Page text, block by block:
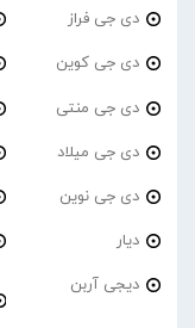
دی جی فراز
دی جی کوین
دی جی منتی
دی جی میلاد
دی جی نوین
دیار
دیجی آربن